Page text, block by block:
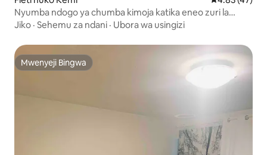
Nyumba ndogo ya chumba kimoja katika eneo zuri la
Perämeri
Jiko · Sehemu za ndani · Ubora wa usingizi
Mwenyeji Bingwa
Mwenyeji Bingwa